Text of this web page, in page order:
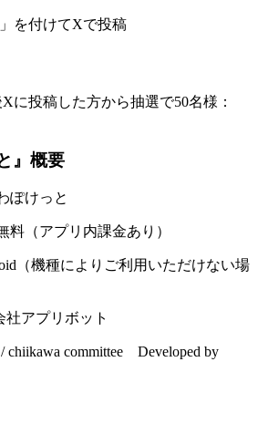
を付けてXで投稿
に投稿した方から抽選で50名様：
』概要
ぽけっと
料（アプリ内課金あり）
（機種によりご利用いただけない場
社アプリボット
chiikawa committee Developed by